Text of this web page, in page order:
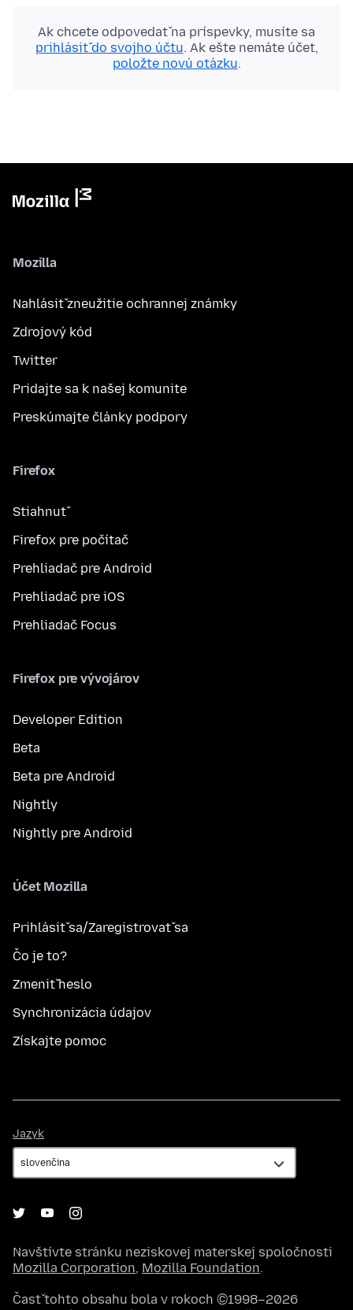
Ak chcete odpovedať na príspevky, musíte sa
prihlásiť do svojho účtu. Ak ešte nemáte účet,
položte novú otázku.
Mozilla
Nahlásiť zneužitie ochrannej známky
Zdrojový kód
Twitter
Pridajte sa k našej komunite
Preskúmajte články podpory
Firefox
Stiahnuť
Firefox pre počítač
Prehliadač pre Android
Prehliadač pre iOS
Prehliadač Focus
Firefox pre vývojárov
Developer Edition
Beta
Beta pre Android
Nightly
Nightly pre Android
Účet Mozilla
Prihlásiť sa/Zaregistrovať sa
Čo je to?
Zmeniť heslo
Synchronizácia údajov
Získajte pomoc
Jazyk
Navštívte stránku neziskovej materskej spoločnosti
Mozilla Corporation, Mozilla Foundation.
Časť tohto obsahu bola v rokoch ©1998–2026